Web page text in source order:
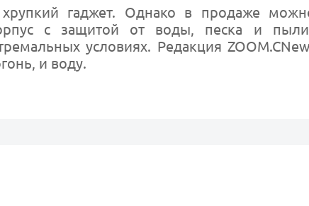
гаджет. Однако в продаже
с защитой от воды, песка и пыли
условиях. Редакция
и воду.